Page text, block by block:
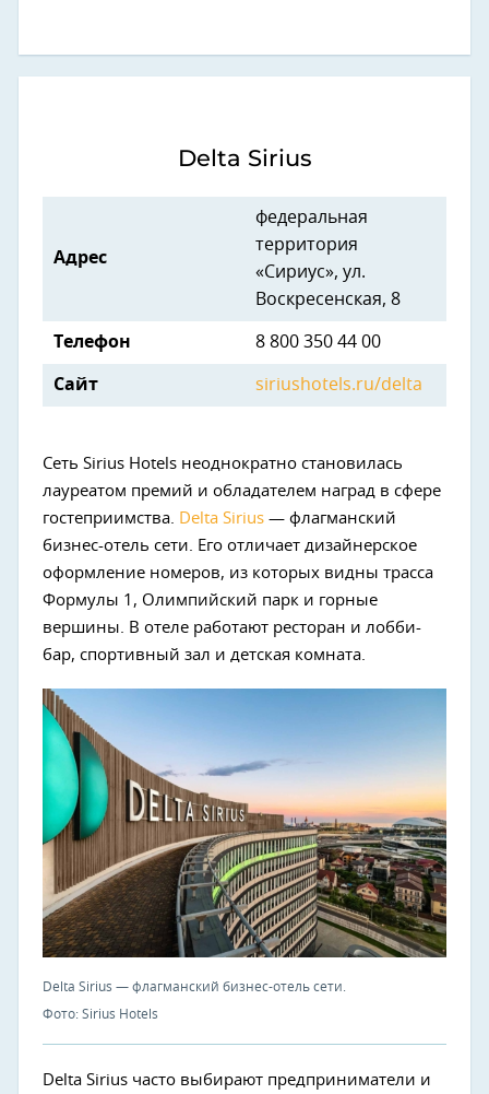
Delta Sirius
Адрес
федеральная
территория
«Сириус», ул.
Воскресенская, 8
Телефон 8 800 350 44 00
Сайт siriushotels.ru/delta
Cеть Sirius Hotels неоднократно становилась
лауреатом премий и обладателем наград в сфере
гостеприимства. Delta Sirius — флагманский
бизнес-отель сети. Его отличает дизайнерское
оформление номеров, из которых видны трасса
Формулы 1, Олимпийский парк и горные
вершины. В отеле работают ресторан и лобби-
бар, спортивный зал и детская комната.
Delta Sirius — флагманский бизнес-отель сети.
Фото: Sirius Hotels
Delta Sirius часто выбирают предприниматели и